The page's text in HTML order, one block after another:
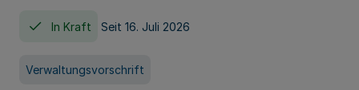
In Kraft Seit 16. Juli 2026
Verwaltungsvorschrift